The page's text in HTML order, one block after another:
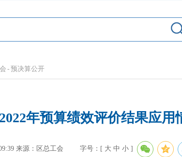
- 预决算公开
年预算绩效评价结果应用
来源：区总工会 字号：[ 大 中 小 ]